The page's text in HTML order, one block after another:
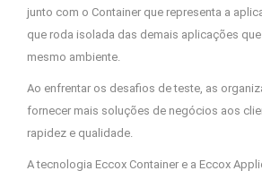
junto com o Container que representa a
que roda isolada das demais aplicações
mesmo ambiente.
Ao enfrentar os desafios de teste, as
fornecer mais soluções de negócios aos
rapidez e qualidade.
A tecnologia Eccox Container e a Eccox